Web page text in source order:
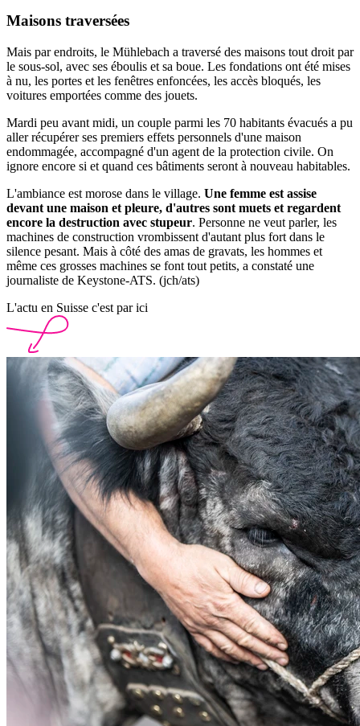
Maisons traversées
Mais par endroits, le Mühlebach a traversé des maisons tout droit par
le sous-sol, avec ses éboulis et sa boue. Les fondations ont été mises
à nu, les portes et les fenêtres enfoncées, les accès bloqués, les
voitures emportées comme des jouets.
Mardi peu avant midi, un couple parmi les 70 habitants évacués a pu
aller récupérer ses premiers effets personnels d'une maison
endommagée, accompagné d'un agent de la protection civile. On
ignore encore si et quand ces bâtiments seront à nouveau habitables.
L'ambiance est morose dans le village. Une femme est assise
devant une maison et pleure, d'autres sont muets et regardent
encore la destruction avec stupeur. Personne ne veut parler, les
machines de construction vrombissent d'autant plus fort dans le
silence pesant. Mais à côté des amas de gravats, les hommes et
même ces grosses machines se font tout petits, a constaté une
journaliste de Keystone-ATS. (jch/ats)
L'actu en Suisse c'est par ici